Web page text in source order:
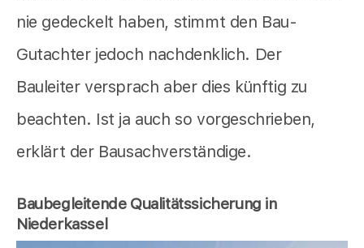
nie gedeckelt haben, stimmt den Bau-
Gutachter jedoch nachdenklich. Der
Bauleiter versprach aber dies künftig zu
beachten. Ist ja auch so vorgeschrieben,
erklärt der Bausachverständige.
Baubegleitende Qualitätssicherung in
Niederkassel